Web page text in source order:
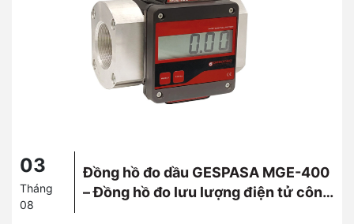
03
Tháng
08
Đồng hồ đo dầu GESPASA MGE-400
– Đồng hồ đo lưu lượng điện tử công